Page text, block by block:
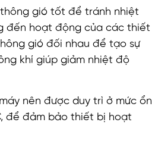
gió tốt để tránh nhiệt
đến hoạt động của các thiết
gió đối nhau để tạo sự
khí giúp giảm nhiệt độ
nên được duy trì ở mức ổn
để đảm bảo thiết bị hoạt